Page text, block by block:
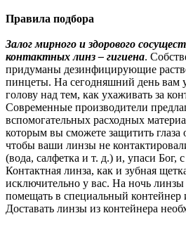
Правила подбора
Залог мирного и здорового
контактных линз – гигиена.
придуманы дезинфицирующие
пинцеты. На сегодняшний день вам
голову над тем, как ухаживать за
Современные производители
вспомогательных расходных
которым вы сможете защитить глаза
чтобы ваши линзы не
(вода, салфетка и т. д.) и, упаси Бог,
Контактная линза, как и зубная
исключительно у вас. На ночь
помещать в специальный контейнер
Доставать линзы из контейнера